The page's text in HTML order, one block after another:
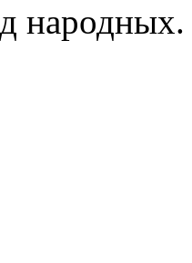
народных.